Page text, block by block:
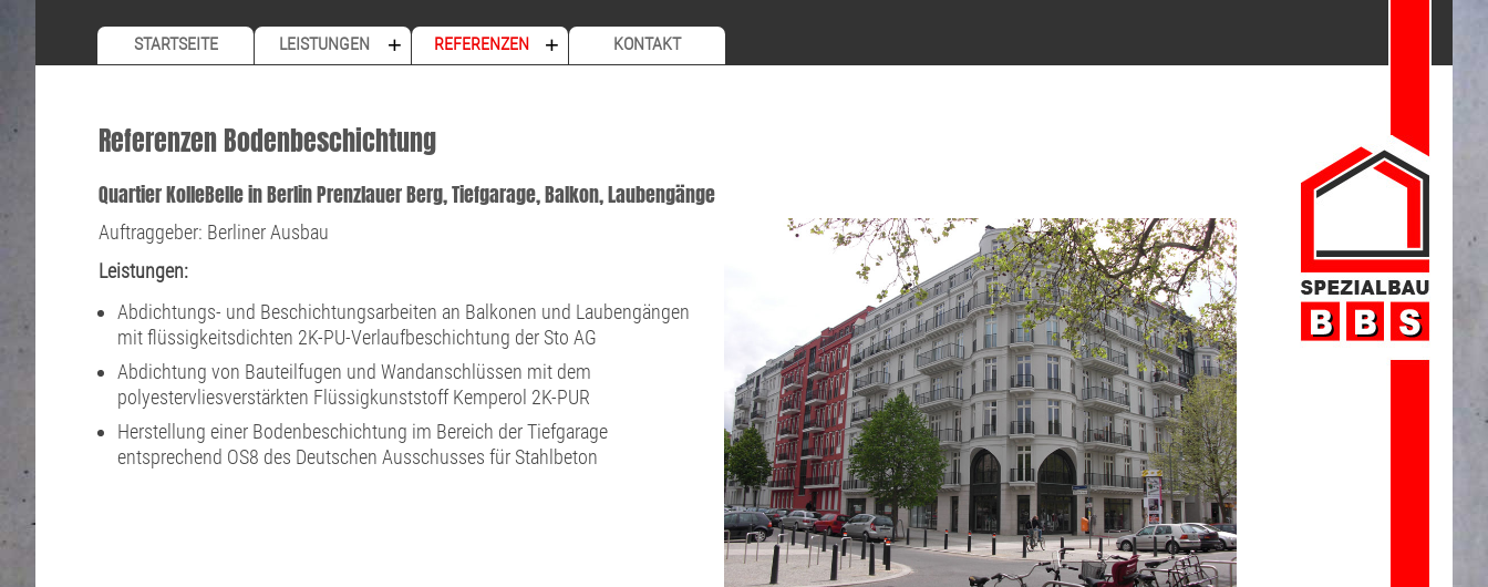
Referenzen Bodenbeschichtung
Quartier KolleBelle in Berlin Prenzlauer Berg, Tiefgarage, Balkon, Laubengänge
Auftraggeber: Berliner Ausbau
Leistungen:
Abdichtungs- und Beschichtungsarbeiten an Balkonen und Laubengängen
mit flüssigkeitsdichten 2K-PU-Verlaufbeschichtung der Sto AG
Abdichtung von Bauteilfugen und Wandanschlüssen mit dem
polyestervliesverstärkten Flüssigkunststoff Kemperol 2K-PUR
Herstellung einer Bodenbeschichtung im Bereich der Tiefgarage
entsprechend OS8 des Deutschen Ausschusses für Stahlbeton
STARTSEITE LEISTUNGEN + REFERENZEN + KONTAKT